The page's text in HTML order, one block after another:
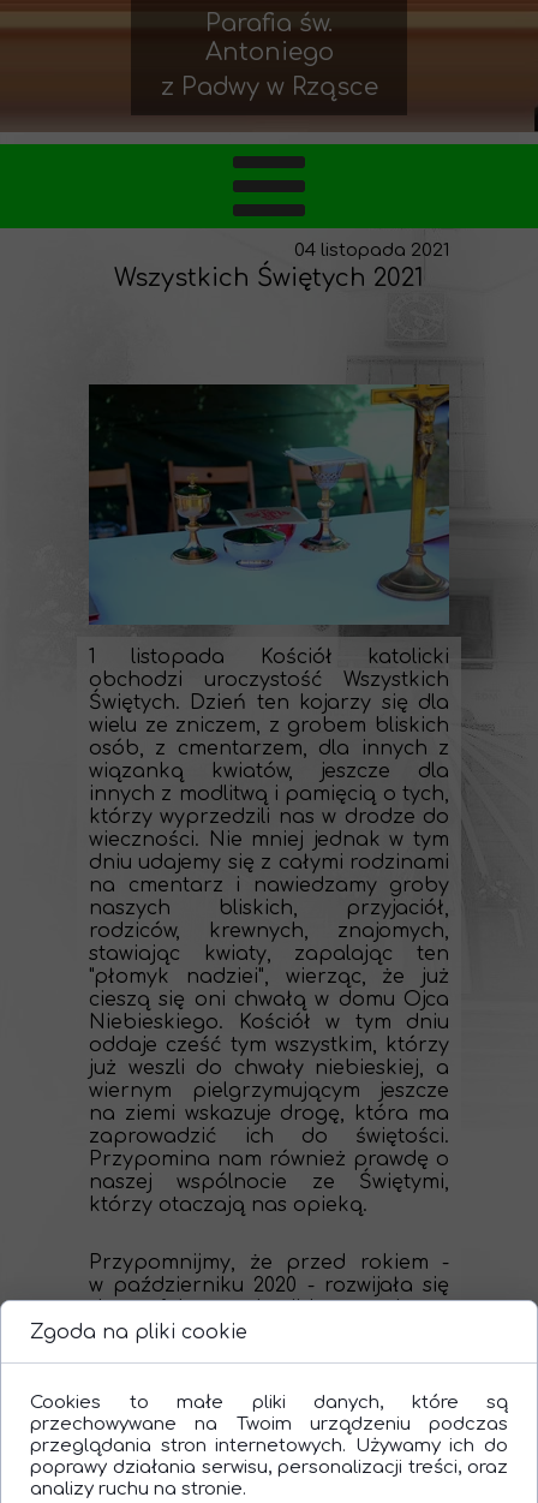
04 listopada 2021
Wszystkich Świętych 2021
Parafia św.
Antoniego
z Padwy w Rząsce
1 listopada Kościół katolicki
obchodzi uroczystość Wszystkich
Świętych. Dzień ten kojarzy się dla
wielu ze zniczem, z grobem bliskich
osób, z cmentarzem, dla innych z
wiązanką kwiatów, jeszcze dla
innych z modlitwą i pamięcią o tych,
którzy wyprzedzili nas w drodze do
wieczności. Nie mniej jednak w tym
dniu udajemy się z całymi rodzinami
na cmentarz i nawiedzamy groby
naszych bliskich, przyjaciół,
rodziców, krewnych, znajomych,
stawiając kwiaty, zapalając ten
"płomyk nadziei", wierząc, że już
cieszą się oni chwałą w domu Ojca
Niebieskiego. Kościół w tym dniu
oddaje cześć tym wszystkim, którzy
już weszli do chwały niebieskiej, a
wiernym pielgrzymującym jeszcze
na ziemi wskazuje drogę, która ma
zaprowadzić ich do świętości.
Przypomina nam również prawdę o
naszej wspólnocie ze Świętymi,
którzy otaczają nas opieką.
Przypomnijmy, że przed rokiem -
w październiku 2020 - rozwijała się
druga fala pandemii koronawirusa.
Na kilka godzin przed dniem
wszystkich cmentarzy w naszym
kraju na okres 31 października - 2
listopada. W dniu 1 listopada 2020
odnotowano ponad 17 tysięcy
nowych przypadków zachorowań
Zgoda na pliki cookie
Cookies to małe pliki danych, które są
przechowywane na Twoim urządzeniu podczas
przeglądania stron internetowych. Używamy ich do
poprawy działania serwisu, personalizacji treści, oraz
analizy ruchu na stronie.